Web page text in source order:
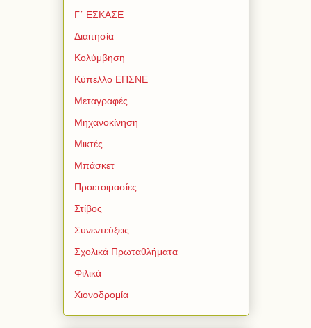
Γ΄ ΕΣΚΑΣΕ
Διαιτησία
Κολύμβηση
Κύπελλο ΕΠΣΝΕ
Μεταγραφές
Μηχανοκίνηση
Μικτές
Μπάσκετ
Προετοιμασίες
Στίβος
Συνεντεύξεις
Σχολικά Πρωταθλήματα
Φιλικά
Χιονοδρομία